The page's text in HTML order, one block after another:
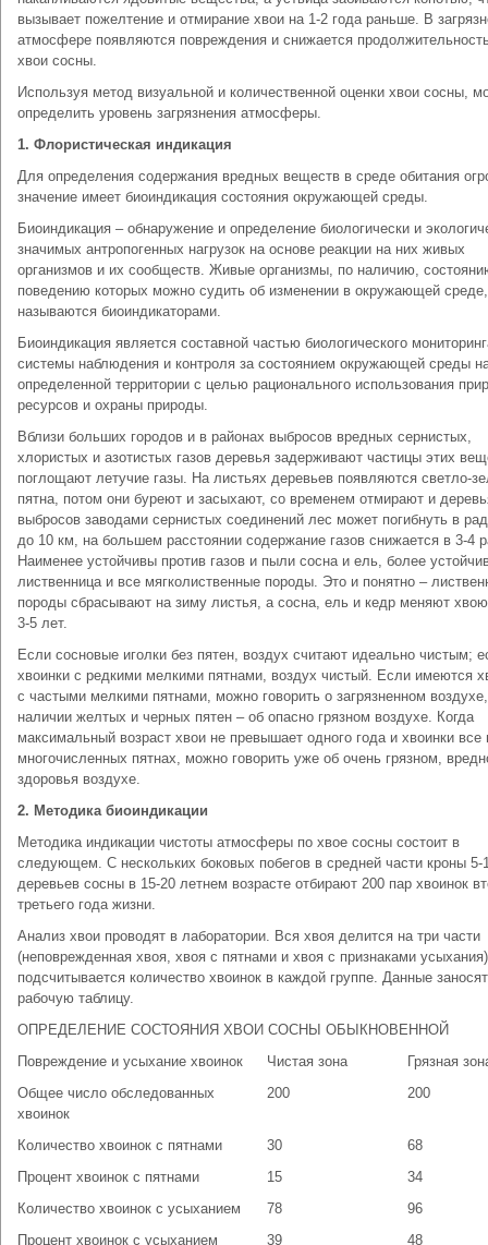
вызывает пожелтение и отмирание хвои на 1-2 года раньше. В
атмосфере появляются повреждения и снижается
хвои сосны.
Используя метод визуальной и количественной оценки хвои сосны,
определить уровень загрязнения атмосферы.
1. Флористическая индикация
Для определения содержания вредных веществ в среде обитания
значение имеет биоиндикация состояния окружающей среды.
Биоиндикация – обнаружение и определение биологически и
значимых антропогенных нагрузок на основе реакции на них живых
организмов и их сообществ. Живые организмы, по наличию,
поведению которых можно судить об изменении в окружающей среде,
называются биоиндикаторами.
Биоиндикация является составной частью биологического
системы наблюдения и контроля за состоянием окружающей среды
определенной территории с целью рационального использования
ресурсов и охраны природы.
Вблизи больших городов и в районах выбросов вредных сернистых,
хлористых и азотистых газов деревья задерживают частицы этих
поглощают летучие газы. На листьях деревьев появляются светло-
пятна, потом они буреют и засыхают, со временем отмирают и
выбросов заводами сернистых соединений лес может погибнуть в
до 10 км, на большем расстоянии содержание газов снижается в 3-4
Наименее устойчивы против газов и пыли сосна и ель, более
лиственница и все мягколиственные породы. Это и понятно –
породы сбрасывают на зиму листья, а сосна, ель и кедр меняют
3-5 лет.
Если сосновые иголки без пятен, воздух считают идеально чистым;
хвоинки с редкими мелкими пятнами, воздух чистый. Если имеются
с частыми мелкими пятнами, можно говорить о загрязненном
наличии желтых и черных пятен – об опасно грязном воздухе. Когда
максимальный возраст хвои не превышает одного года и хвоинки все
многочисленных пятнах, можно говорить уже об очень грязном,
здоровья воздухе.
2. Методика биоиндикации
Методика индикации чистоты атмосферы по хвое сосны состоит в
следующем. С нескольких боковых побегов в средней части кроны 5-
деревьев сосны в 15-20 летнем возрасте отбирают 200 пар хвоинок
третьего года жизни.
Анализ хвои проводят в лаборатории. Вся хвоя делится на три части
(неповрежденная хвоя, хвоя с пятнами и хвоя с признаками
подсчитывается количество хвоинок в каждой группе. Данные
рабочую таблицу.
ОПРЕДЕЛЕНИЕ СОСТОЯНИЯ ХВОИ СОСНЫ ОБЫКНОВЕННОЙ
Повреждение и усыхание хвоинок
Чистая зона
Грязная
Общее число обследованных
хвоинок
200 200
Количество хвоинок с пятнами 30
68
Процент хвоинок с пятнами
15
34
Количество хвоинок с усыханием
78
96
Процент хвоинок с усыханием
39 48